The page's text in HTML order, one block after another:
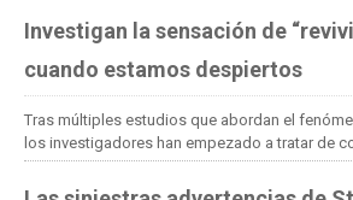
Investigan la sensación de
cuando estamos despiertos
Tras múltiples estudios que abordan el
los investigadores han empezado a tratar de